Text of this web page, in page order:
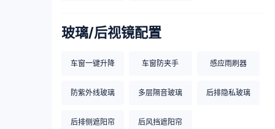
玻璃/后视镜配置
车窗一键升降 车窗防夹手 感应雨刷器
防紫外线玻璃 多层隔音玻璃 后排隐私玻璃
后排侧遮阳帘 后风挡遮阳帘